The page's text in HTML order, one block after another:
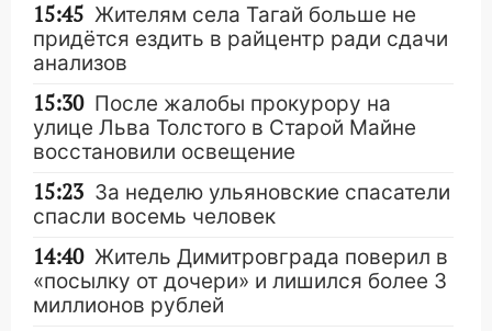
15:45 Жителям села Тагай больше не
придётся ездить в райцентр ради сдачи
анализов
15:30 После жалобы прокурору на
улице Льва Толстого в Старой Майне
восстановили освещение
15:23 За неделю ульяновские спасатели
спасли восемь человек
14:40 Житель Димитровграда поверил в
«посылку от дочери» и лишился более 3
миллионов рублей